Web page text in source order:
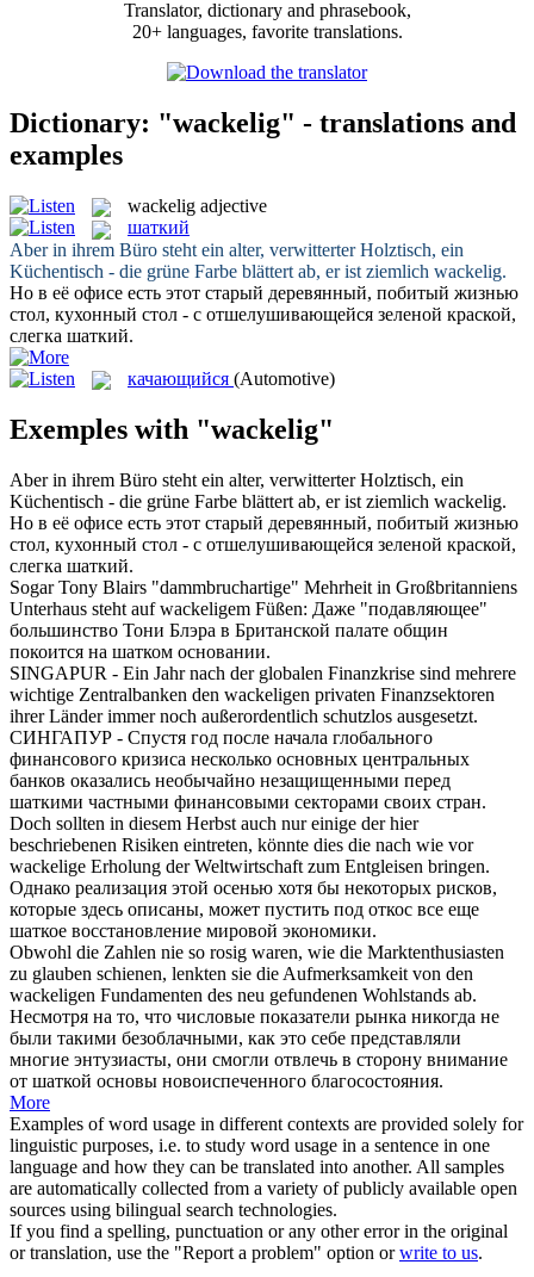
Translator, dictionary and phrasebook,
20+ languages, favorite translations.
Dictionary: "wackelig" - translations and
examples
wackelig adjective
шаткий
Aber in ihrem Büro steht ein alter, verwitterter Holztisch, ein
Küchentisch - die grüne Farbe blättert ab, er ist ziemlich wackelig.
Но в её офисе есть этот старый деревянный, побитый жизнью
стол, кухонный стол - с отшелушивающейся зеленой краской,
слегка шаткий.
качающийся (Automotive)
Exemples with "wackelig"
Aber in ihrem Büro steht ein alter, verwitterter Holztisch, ein
Küchentisch - die grüne Farbe blättert ab, er ist ziemlich wackelig.
Но в её офисе есть этот старый деревянный, побитый жизнью
стол, кухонный стол - с отшелушивающейся зеленой краской,
слегка шаткий.
Sogar Tony Blairs "dammbruchartige" Mehrheit in Großbritanniens
Unterhaus steht aufwackeligem Füßen: Даже "подавляющее"
большинство Тони Блэра в Британской палате общин
покоится на шатком основании.
SINGAPUR - Ein Jahr nach der globalen Finanzkrise sind mehrere
wichtige Zentralbanken den wackeligen privaten Finanzsektoren
ihrer Länder immer noch außerordentlich schutzlos ausgesetzt.
СИНГАПУР - Спустя год после начала глобального
финансового кризиса несколько основных центральных
банков оказались необычайно незащищенными перед
шаткими частными финансовыми секторами своих стран.
Doch sollten in diesem Herbst auch nur einige der hier
beschriebenen Risiken eintreten, könnte dies die nach wie vor
wackelige Erholung der Weltwirtschaft zum Entgleisen bringen.
Однако реализация этой осенью хотя бы некоторых рисков,
которые здесь описаны, может пустить под откос все еще
шаткое восстановление мировой экономики.
Obwohl die Zahlen nie so rosig waren, wie die Marktenthusiasten
zu glauben schienen, lenkten sie die Aufmerksamkeit von den
wackeligen Fundamenten des neu gefundenen Wohlstands ab.
Несмотря на то, что числовые показатели рынка никогда не
были такими безоблачными, как это себе представляли
многие энтузиасты, они смогли отвлечь в сторону внимание
от шаткой основы новоиспеченного благосостояния.
More
Examples of word usage in different contexts are provided solely for
linguistic purposes, i.e. to study word usage in a sentence in one
language and how they can be translated into another. All samples
are automatically collected from a variety of publicly available open
sources using bilingual search technologies.
If you find a spelling, punctuation or any other error in the original
or translation, use the "Report a problem" option orwrite to us.